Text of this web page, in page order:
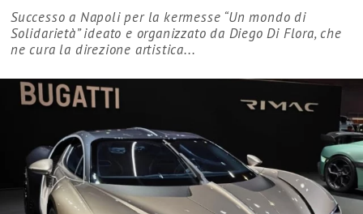
Successo a Napoli per la kermesse “Un mondo di
Solidarietà” ideato e organizzato da Diego Di Flora, che
ne cura la direzione artistica...